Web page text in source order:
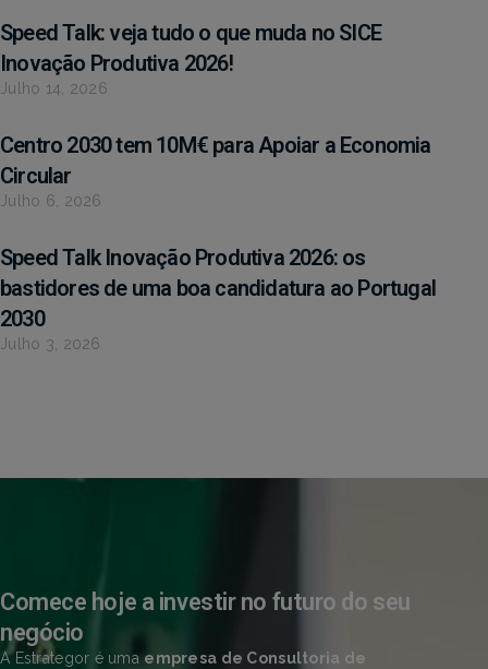
Speed Talk: veja tudo o que muda no SICE
Inovação Produtiva 2026!
Julho 14, 2026
Centro 2030 tem 10M€ para Apoiar a Economia
Circular
Julho 6, 2026
Speed Talk Inovação Produtiva 2026: os
bastidores de uma boa candidatura ao Portugal
2030
Julho 3, 2026
Comece hoje a investir no futuro do seu
negócio
A Estrategor é uma empresa de Consultoria de